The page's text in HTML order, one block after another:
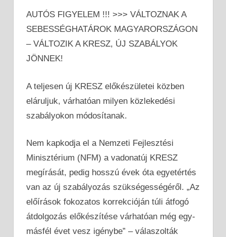
AUTÓS FIGYELEM !!! >>> VÁLTOZNAK A
SEBESSÉGHATÁROK MAGYARORSZÁGON
– VÁLTOZIK A KRESZ, ÚJ SZABÁLYOK
JÖNNEK!
A teljesen új KRESZ előkészületei közben
eláruljuk, várhatóan milyen közlekedési
szabályokon módosítanak.
Nem kapkodja el a Nemzeti Fejlesztési
Minisztérium (NFM) a vadonatúj KRESZ
megírását, pedig hosszú évek óta egyetértés
van az új szabályozás szükségességéről. „Az
előírások fokozatos korrekcióján túli átfogó
átdolgozás előkészítése várhatóan még egy-
másfél évet vesz igénybe” – válaszolták